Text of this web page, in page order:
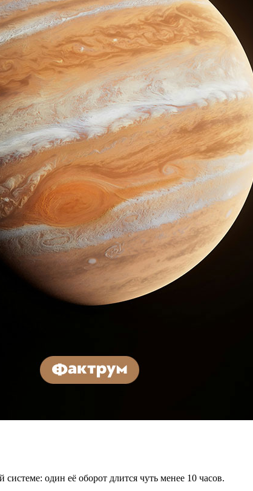
один её оборот длится чуть менее 10 часов.